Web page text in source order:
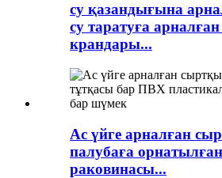
су қазандығына
су таратуға
крандары...
Ас үйге арналған
палубаға
раковинасы...